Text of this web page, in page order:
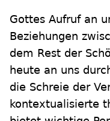
Gottes Aufruf an
Beziehungen
dem Rest der
heute an uns
die Schreie der
kontextualisierte